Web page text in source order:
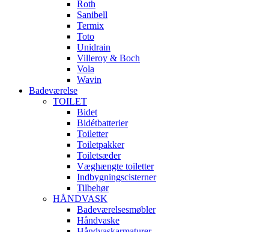
Roth
Sanibell
Termix
Toto
Unidrain
Villeroy & Boch
Vola
Wavin
Badeværelse
TOILET
Bidet
Bidétbatterier
Toiletter
Toiletpakker
Toiletsæder
Væghængte toiletter
Indbygningscisterner
Tilbehør
HÅNDVASK
Badeværelsesmøbler
Håndvaske